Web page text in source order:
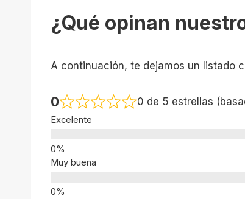
¿Qué opinan
A continuación, te dejamos un listado
0 0 de 5 estrellas
Excelente
Muy buena